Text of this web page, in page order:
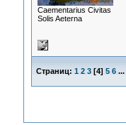
Сaementarius Civitas
Solis Aeterna
Страниц: 1 2 3[4] 5 6 ...